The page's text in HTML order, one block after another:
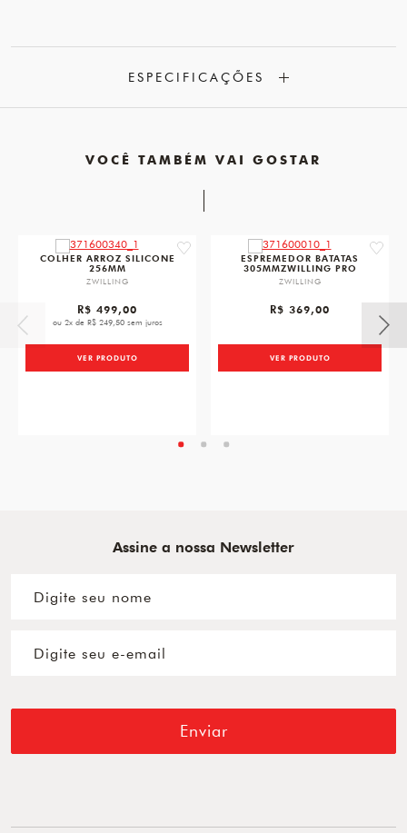
ESPECIFICAÇÕES
VOCÊ TAMBÉM VAI GOSTAR
favorite
COLHER ARROZ SILICONE
256MM
ZWILLING
R$ 499,00
ou 2x de R$ 249,50 sem juros
VER PRODUTO
ESPREMEDOR BATATAS
305MMZWILLING PRO
ZWILLING
R$ 369,00
VER PRODUTO
Assine a nossa Newsletter
Enviar